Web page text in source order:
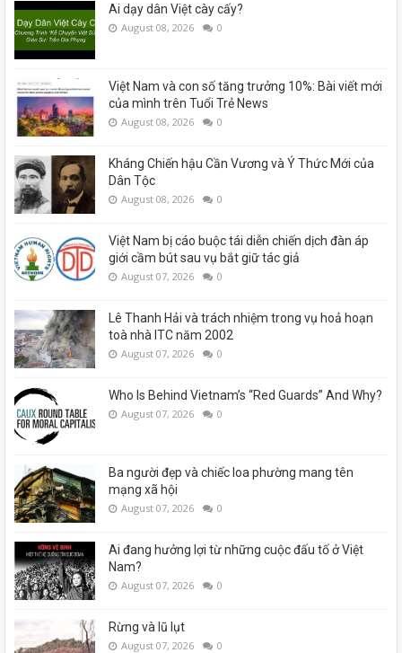
Ai dạy dân Việt cày cấy?
August 08, 2026 0
Việt Nam và con số tăng trưởng 10%: Bài viết mới
của mình trên Tuổi Trẻ News
August 08, 2026 0
Kháng Chiến hậu Cần Vương và Ý Thức Mới của
Dân Tộc
August 08, 2026 0
Việt Nam bị cáo buộc tái diễn chiến dịch đàn áp
giới cầm bút sau vụ bắt giữ tác giả
August 07, 2026 0
Lê Thanh Hải và trách nhiệm trong vụ hoả hoạn
toà nhà ITC năm 2002
August 07, 2026 0
Who Is Behind Vietnam’s “Red Guards” And Why?
August 07, 2026 0
Ba người đẹp và chiếc loa phường mang tên
mạng xã hội
August 07, 2026 0
Ai đang hưởng lợi từ những cuộc đấu tố ở Việt
Nam?
August 07, 2026 0
Rừng và lũ lụt
August 07, 2026 0